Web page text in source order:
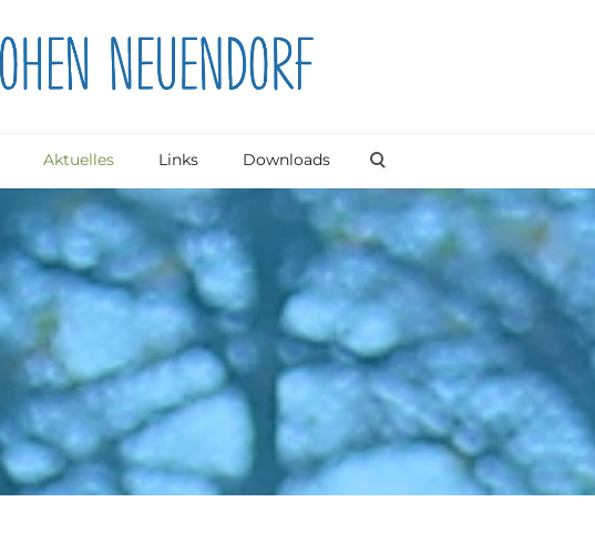
Aktuelles Links Downloads